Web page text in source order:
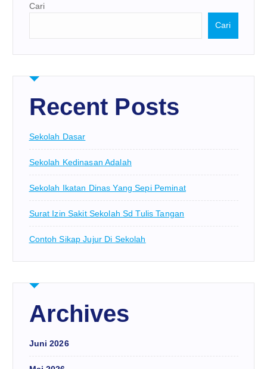
Cari
Cari
Recent Posts
Sekolah Dasar
Sekolah Kedinasan Adalah
Sekolah Ikatan Dinas Yang Sepi Peminat
Surat Izin Sakit Sekolah Sd Tulis Tangan
Contoh Sikap Jujur Di Sekolah
Archives
Juni 2026